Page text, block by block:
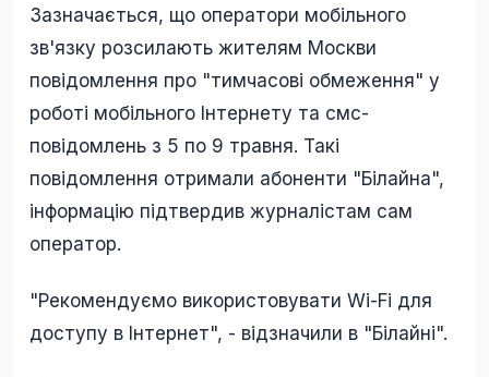
Зазначається, що оператори мобільного
зв'язку розсилають жителям Москви
повідомлення про "тимчасові обмеження" у
роботі мобільного Інтернету та смс-
повідомлень з 5 по 9 травня. Такі
повідомлення отримали абоненти "Білайна",
інформацію підтвердив журналістам сам
оператор.
"Рекомендуємо використовувати Wi-Fi для
доступу в Інтернет", - відзначили в "Білайні".